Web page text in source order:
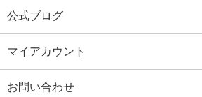
公式ブログ
マイアカウント
お問い合わせ